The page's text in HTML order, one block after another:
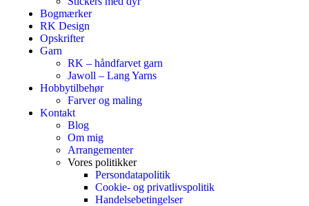
Bogmærker
RK Design
Opskrifter
Garn
RK – håndfarvet garn
Jawoll – Lang Yarns
Hobbytilbehør
Farver og maling
Kontakt
Blog
Om mig
Arrangementer
Vores politikker
Persondatapolitik
Cookie- og privatlivspolitik
Handelsebetingelser